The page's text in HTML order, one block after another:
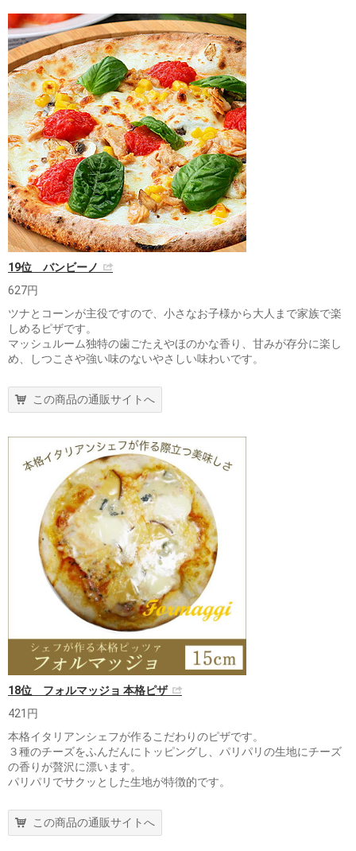
19位 バンビーノ
627円
ツナとコーンが主役ですので、小さなお子様から大人まで家族で楽
しめるピザです。
マッシュルーム独特の歯ごたえやほのかな香り、甘みが存分に楽し
め、しつこさや強い味のないやさしい味わいです。
この商品の通販サイトへ
18位 フォルマッジョ 本格ピザ
421円
本格イタリアンシェフが作るこだわりのピザです。
３種のチーズをふんだんにトッピングし、パリパリの生地にチーズ
の香りが贅沢に漂います。
パリパリでサクッとした生地が特徴的です。
この商品の通販サイトへ